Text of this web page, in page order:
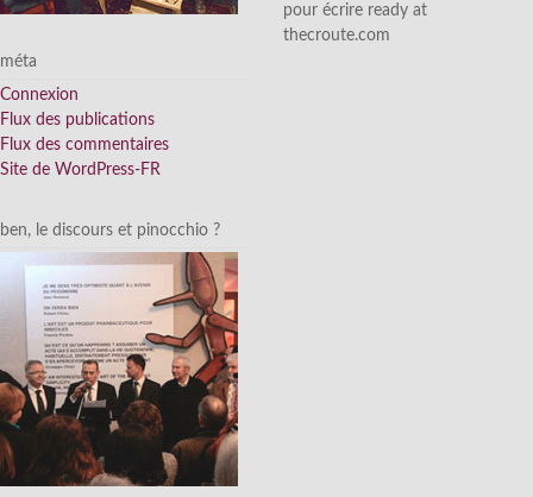
méta
Connexion
Flux des publications
Flux des commentaires
Site de WordPress-FR
ben, le discours et pinocchio ?
pour écrire ready at
thecroute.com